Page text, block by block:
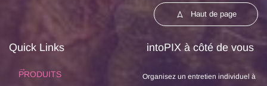
Haut de page
Quick Links
PRODUITS
intoPIX à côté de vous
Organisez un entretien individuel à